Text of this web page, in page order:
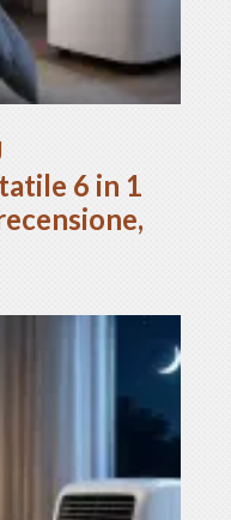
6 in 1